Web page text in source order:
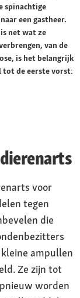
spinachtige
een gastheer.
net wat ze
van de
is het belangrijk
tot de eerste vorst:
voor
tegen
die
ampullen
Ze zijn tot
worden